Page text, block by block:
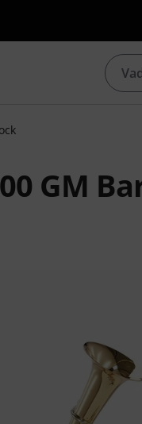
GM
kundbetyg